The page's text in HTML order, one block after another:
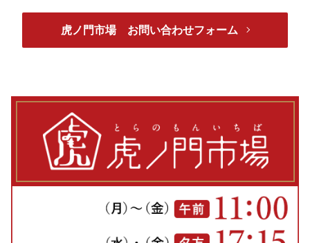
虎ノ門市場 お問い合わせフォーム